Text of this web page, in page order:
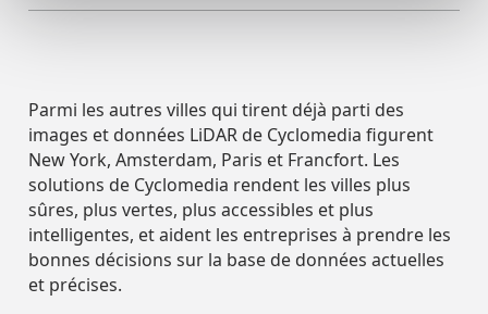
Parmi les autres villes qui tirent déjà parti des
images et données LiDAR de Cyclomedia figurent
New York, Amsterdam, Paris et Francfort. Les
solutions de Cyclomedia rendent les villes plus
sûres, plus vertes, plus accessibles et plus
intelligentes, et aident les entreprises à prendre les
bonnes décisions sur la base de données actuelles
et précises.